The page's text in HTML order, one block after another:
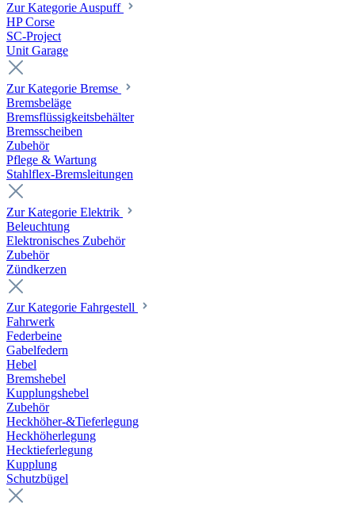
Zur Kategorie Auspuff
HP Corse
SC-Project
Unit Garage
Zur Kategorie Bremse
Bremsbeläge
Bremsflüssigkeitsbehälter
Bremsscheiben
Zubehör
Pflege & Wartung
Stahlflex-Bremsleitungen
Zur Kategorie Elektrik
Beleuchtung
Elektronisches Zubehör
Zubehör
Zündkerzen
Zur Kategorie Fahrgestell
Fahrwerk
Federbeine
Gabelfedern
Hebel
Bremshebel
Kupplungshebel
Zubehör
Heckhöher-&Tieferlegung
Heckhöherlegung
Hecktieferlegung
Kupplung
Schutzbügel